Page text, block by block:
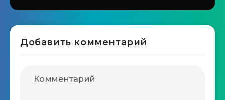
Добавить комментарий